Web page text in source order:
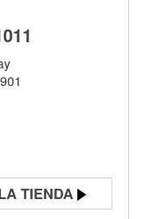
TIENDA